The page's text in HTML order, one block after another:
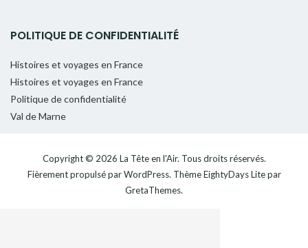
POLITIQUE DE CONFIDENTIALITÉ
Histoires et voyages en France
Histoires et voyages en France
Politique de confidentialité
Val de Marne
Copyright © 2026 La Tête en l'Air. Tous droits réservés.
Fièrement propulsé parWordPress. ThèmeEightyDays Litepar
GretaThemes.